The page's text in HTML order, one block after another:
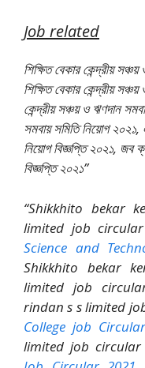
Job related
শিক্ষিত বেকার কেন্দ্রীয়
শিক্ষিত বেকার কেন্দ্রীয়
কেন্দ্রীয় সঞ্চয় ও ঋণদান
সমবায় সমিতি নিয়োগ
নিয়োগ বিজ্ঞপ্তি ২০২১, জব
বিজ্ঞপ্তি ২০২১”
“Shikkhito bekar
limited job
Science and
Shikkhito bekar
limited job
rindan s s limited
College job
limited job circular